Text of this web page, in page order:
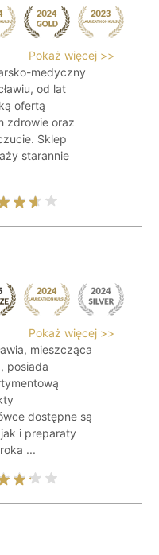
Pokaż więcej >>
medyczny
od lat
ofertą
zdrowie oraz
Sklep
starannie
Pokaż więcej >>
mieszcząca
posiada
dostępne są
i preparaty
...